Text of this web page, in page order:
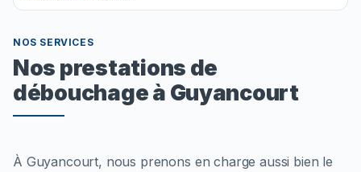
NOS SERVICES
Nos prestations de
débouchage à Guyancourt
À Guyancourt, nous prenons en charge aussi bien le